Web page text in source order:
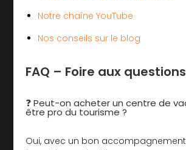
Notre chaîne YouTube
Nos conseils sur le blog
FAQ – Foire aux questions
❓ Peut-on acheter un centre de
être pro du tourisme ?
Oui, avec un bon